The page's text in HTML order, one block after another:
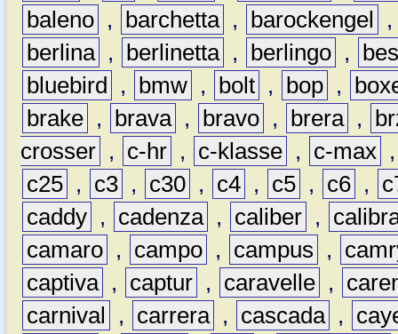
baleno , barchetta , barockengel
berlina , berlinetta , berlingo ,
bluebird
, bmw , bolt , bop ,
brake , brava , bravo , brera ,
crosser , c-hr , c-klasse , c-max
c25 , c3 , c30 , c4 , c5 , c6 ,
caddy , cadenza , caliber ,
camaro , campo , campus ,
captiva , captur , caravelle ,
carnival
, carrera , cascada ,